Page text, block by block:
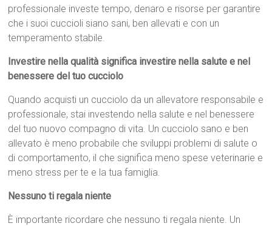
professionale investe tempo, denaro e risorse per garantire
che i suoi cuccioli siano sani, ben allevati e con un
temperamento stabile.
Investire nella qualità significa investire nella salute e nel
benessere del tuo cucciolo
Quando acquisti un cucciolo da un allevatore responsabile e
professionale, stai investendo nella salute e nel benessere
del tuo nuovo compagno di vita. Un cucciolo sano e ben
allevato è meno probabile che sviluppi problemi di salute o
di comportamento, il che significa meno spese veterinarie e
meno stress per te e la tua famiglia.
Nessuno ti regala niente
È importante ricordare che nessuno ti regala niente. Un